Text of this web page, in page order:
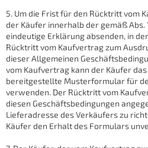
5. Um die Frist für den Rücktritt vom
der Käufer innerhalb der gemäß Abs.
eindeutige Erklärung absenden, in
Rücktritt vom Kaufvertrag zum
dieser Allgemeinen
vom Kaufvertrag kann der Käufer
bereitgestellte Musterformular für
verwenden. Der Rücktritt vom
diesen Geschäftsbedingungen
Lieferadresse des Verkäufers zu
Käufer den Erhalt des Formulars